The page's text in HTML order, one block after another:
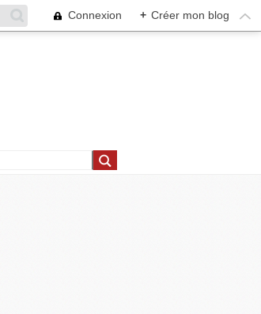
Connexion + Créer mon blog